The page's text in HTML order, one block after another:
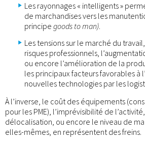
Les rayonnages « intelligents »
de marchandises vers les
principe goods to man).
Les tensions sur le marché du
risques professionnels,
ou encore l’amélioration de la
les principaux facteurs favorables à
nouvelles technologies par les
À l’inverse, le coût des équipements
pour les PME), l’imprévisibilité de
délocalisation, ou encore le niveau de
elles-mêmes, en représentent des freins.